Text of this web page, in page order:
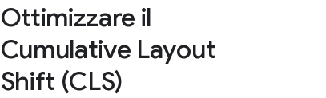
Ottimizzare il
Cumulative Layout
Shift (CLS)